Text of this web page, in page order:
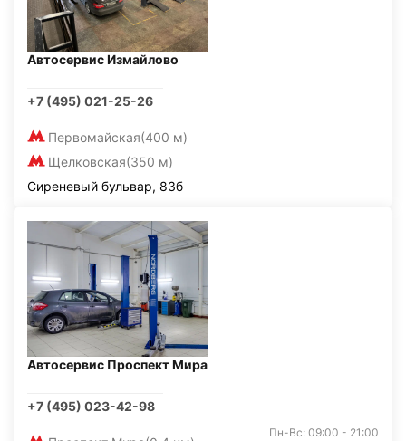
Автосервис Измайлово
+7 (495) 021-25-26
Первомайская(400 м)
Щелковская(350 м)
Сиреневый бульвар, 83б
Автосервис Проспект Мира
+7 (495) 023-42-98
Пн-Вс: 09:00 - 21:00